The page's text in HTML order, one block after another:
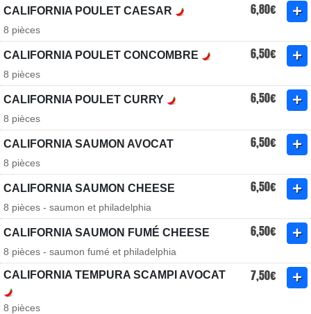
CALIFORNIA POULET CAESAR 6,80€
8 pièces
CALIFORNIA POULET CONCOMBRE 6,50€
8 pièces
CALIFORNIA POULET CURRY 6,50€
8 pièces
CALIFORNIA SAUMON AVOCAT 6,50€
8 pièces
CALIFORNIA SAUMON CHEESE 6,50€
8 pièces - saumon et philadelphia
CALIFORNIA SAUMON FUMÉ CHEESE 6,50€
8 pièces - saumon fumé et philadelphia
CALIFORNIA TEMPURA SCAMPI AVOCAT 7,50€
8 pièces